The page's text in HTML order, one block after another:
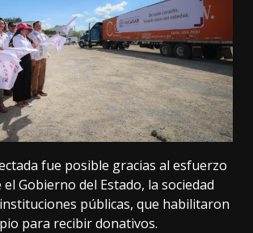
fue posible gracias al esfuerzo
Gobierno del Estado, la sociedad
públicas, que habilitaron
para recibir donativos.